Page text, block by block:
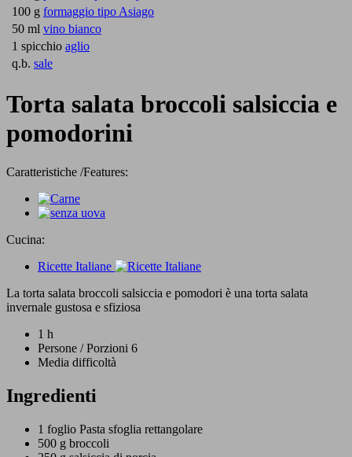
100 g formaggio tipo Asiago
50 ml vino bianco
1 spicchio aglio
q.b. sale
Torta salata broccoli salsiccia e
pomodorini
Caratteristiche /Features:
Cucina:
Ricette Italiane
La torta salata broccoli salsiccia e pomodori è una torta salata
invernale gustosa e sfiziosa
1 h
Persone / Porzioni 6
Media difficoltà
Ingredienti
1 foglio Pasta sfoglia rettangolare
500 g broccoli